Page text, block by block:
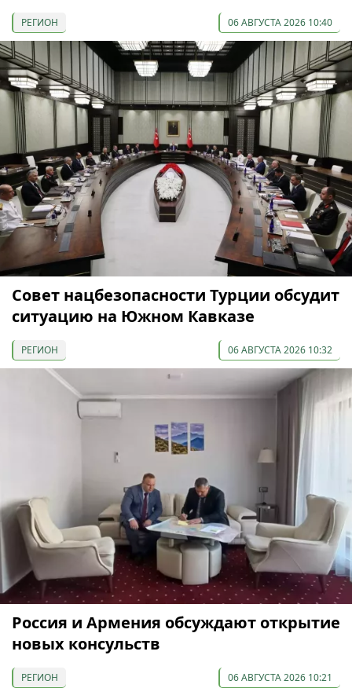
РЕГИОН 06 АВГУСТА 2026 10:40
Совет нацбезопасности Турции обсудит
ситуацию на Южном Кавказе
РЕГИОН 06 АВГУСТА 2026 10:32
Россия и Армения обсуждают открытие
новых консульств
РЕГИОН 06 АВГУСТА 2026 10:21